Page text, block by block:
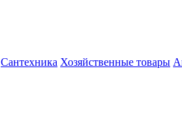
Сантехника Хозяйственные товары